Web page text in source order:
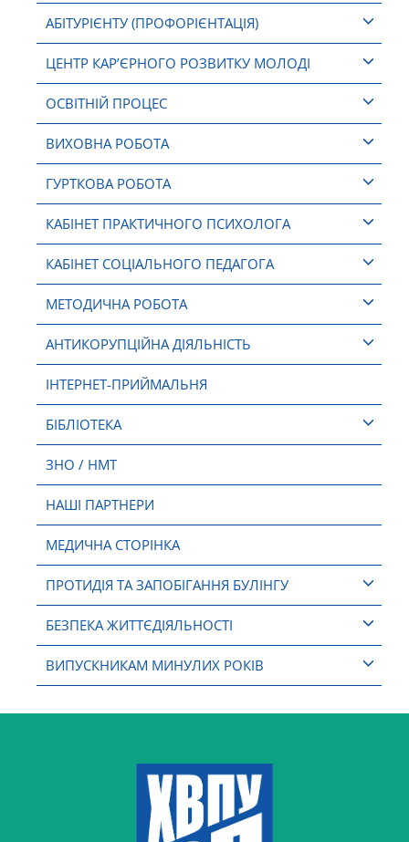
АБІТУРІЄНТУ (ПРОФОРІЄНТАЦІЯ)
ЦЕНТР КАР’ЄРНОГО РОЗВИТКУ МОЛОДІ
ОСВІТНІЙ ПРОЦЕС
ВИХОВНА РОБОТА
ГУРТКОВА РОБОТА
КАБІНЕТ ПРАКТИЧНОГО ПСИХОЛОГА
КАБІНЕТ СОЦІАЛЬНОГО ПЕДАГОГА
МЕТОДИЧНА РОБОТА
АНТИКОРУПЦІЙНА ДІЯЛЬНІСТЬ
ІНТЕРНЕТ-ПРИЙМАЛЬНЯ
БІБЛІОТЕКА
ЗНО / НМТ
НАШІ ПАРТНЕРИ
МЕДИЧНА СТОРІНКА
ПРОТИДІЯ ТА ЗАПОБІГАННЯ БУЛІНГУ
БЕЗПЕКА ЖИТТЄДІЯЛЬНОСТІ
ВИПУСКНИКАМ МИНУЛИХ РОКІВ